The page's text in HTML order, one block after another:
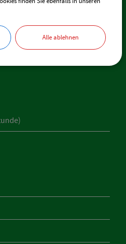
Alle ablehnen